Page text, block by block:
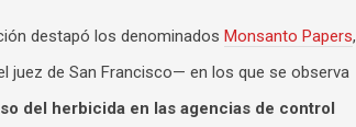
destapó los denominados Monsanto Papers,
de San Francisco— en los que se observa
del herbicida en las agencias de control